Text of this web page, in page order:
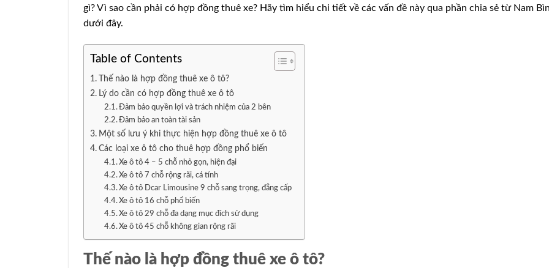
gì? Vì sao cần phải có hợp đồng thuê xe? Hãy tìm hiểu chi tiết về các vấn đề này qua phần chia sẻ từ Nam
dưới đây.
Table of Contents
Thế nào là hợp đồng thuê xe ô tô?
Lý do cần có hợp đồng thuê xe ô tô
Đảm bảo quyền lợi và trách nhiệm của 2 bên
Đảm bảo an toàn tài sản
Một số lưu ý khi thực hiện hợp đồng thuê xe ô tô
Các loại xe ô tô cho thuê hợp đồng phổ biến
Xe ô tô 4 – 5 chỗ nhỏ gọn, hiện đại
Xe ô tô 7 chỗ rộng rãi, cá tính
Xe ô tô Dcar Limousine 9 chỗ sang trọng, đẳng cấp
Xe ô tô 16 chỗ phổ biến
Xe ô tô 29 chỗ đa dạng mục đích sử dụng
Xe ô tô 45 chỗ không gian rộng rãi
Thế nào là hợp đồng thuê xe ô tô?